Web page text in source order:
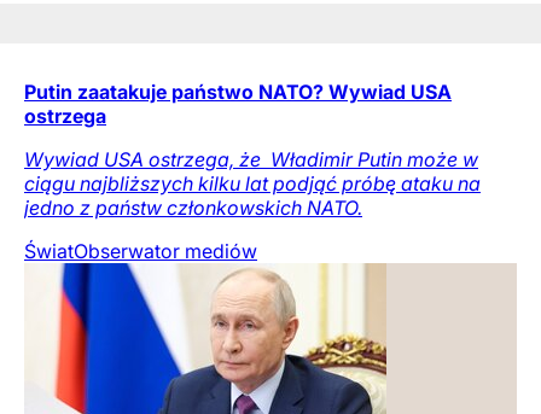
Putin zaatakuje państwo NATO? Wywiad USA
ostrzega
Wywiad USA ostrzega, że ​ Władimir Putin może w
ciągu najbliższych kilku lat podjąć próbę ataku na
jedno z państw członkowskich NATO.
ŚwiatObserwator mediów